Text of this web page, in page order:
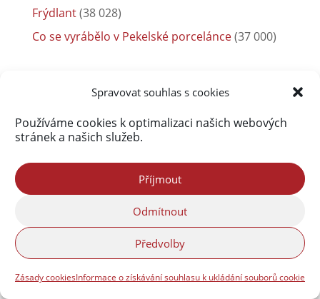
Spravovat souhlas s cookies
Používáme cookies k optimalizaci našich webových
stránek a našich služeb.
Příjmout
Odmítnout
Předvolby
Zásady cookiesInformace o získávání souhlasu k ukládání souborů cookie
Nejnovější komentáře
Hejnické VínoHraní 2026
Petr Jeřábek
Hejnické VínoHraní 2026